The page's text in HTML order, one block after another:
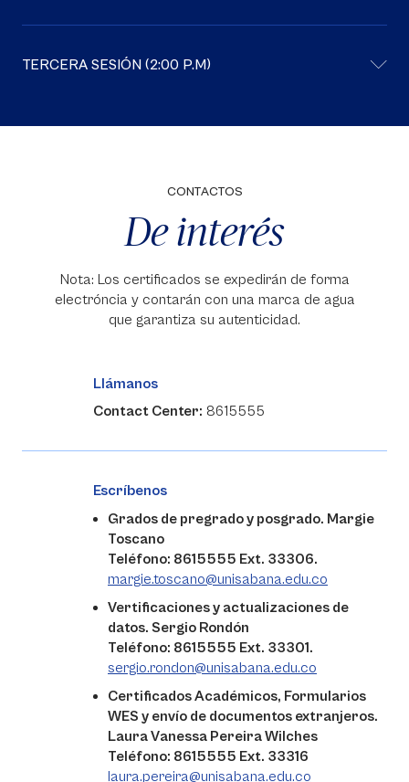
TERCERA SESIÓN (2:00 P.M)
CONTACTOS
De interés
Nota: Los certificados se expedirán de forma
electróncia y contarán con una marca de agua
que garantiza su autenticidad.
Llámanos
Contact Center: 8615555
Escríbenos
Grados de pregrado y posgrado. Margie
Toscano
Teléfono: 8615555 Ext. 33306.
margie.toscano@unisabana.edu.co
Vertificaciones y actualizaciones de
datos. Sergio Rondón
Teléfono: 8615555 Ext. 33301.
sergio.rondon@unisabana.edu.co
Certificados Académicos, Formularios
WES y envío de documentos extranjeros.
Laura Vanessa Pereira Wilches
Teléfono: 8615555 Ext. 33316
laura.pereira@unisabana.edu.co